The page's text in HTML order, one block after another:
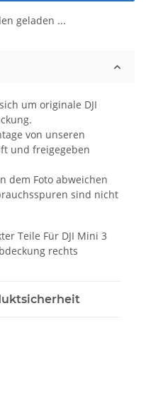
geladen ...
um originale DJI
von unseren
und freigegeben
dem Foto abweichen
sind nicht
Teile Für DJI Mini 3
rechts